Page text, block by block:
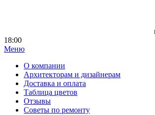
18:00
Меню|
О компании
Архитекторам и дизайнерам
Доставка и оплата
Таблица цветов
Отзывы
Советы по ремонту